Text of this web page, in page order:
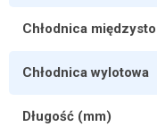
Chłodnica
Chłodnica wylotowa
Długość (mm)